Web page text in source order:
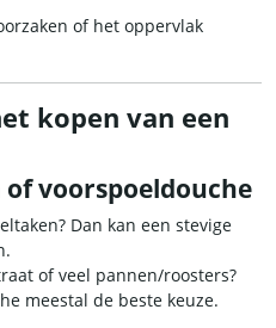
of het oppervlak
kopen van een
voorspoeldouche
Dan kan een stevige
of veel pannen/roosters?
meestal de beste keuze.